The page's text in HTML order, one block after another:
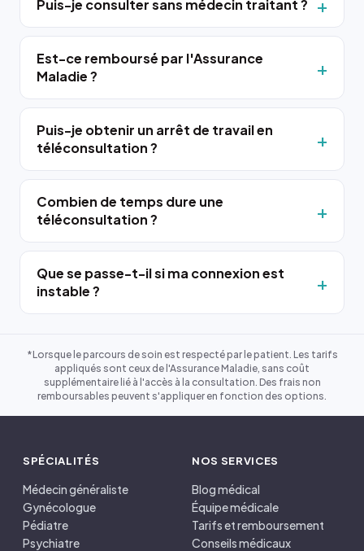
Puis-je consulter sans médecin traitant ?
Est-ce remboursé par l'Assurance
Maladie ?
Puis-je obtenir un arrêt de travail en
téléconsultation ?
Combien de temps dure une
téléconsultation ?
Que se passe-t-il si ma connexion est
instable ?
*Lorsque le parcours de soin est respecté par le patient. Les tarifs
appliqués sont ceux de l'Assurance Maladie, sans coût
supplémentaire lié à l'accès à la consultation. Des frais non
remboursables peuvent s'appliquer en fonction des options.
SPÉCIALITÉS
Médecin généraliste
Gynécologue
Pédiatre
Psychiatre
NOS SERVICES
Blog médical
Équipe médicale
Tarifs et remboursement
Conseils médicaux